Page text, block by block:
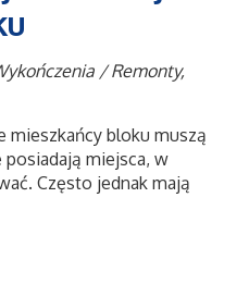
i Rekreacyjne
/ Remonty,
mieszkańcy bloku muszą
miejsca, w
Często jednak mają